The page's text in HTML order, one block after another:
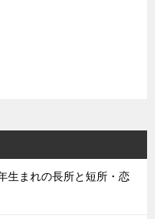
生まれの長所と短所・恋